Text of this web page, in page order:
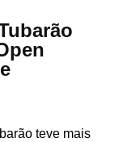
teve mais